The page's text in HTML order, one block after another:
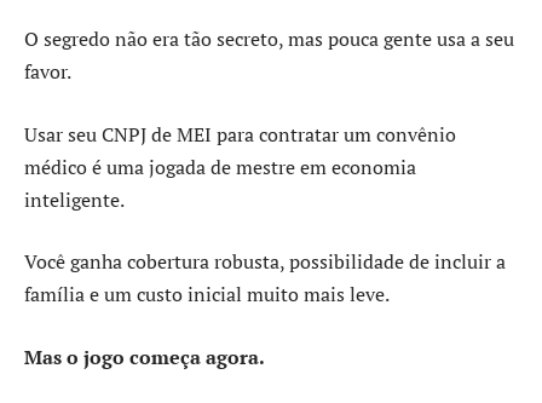
O segredo não era tão secreto, mas pouca gente usa a seu
favor.
Usar seu CNPJ de MEI para contratar um convênio
médico é uma jogada de mestre em economia
inteligente.
Você ganha cobertura robusta, possibilidade de incluir a
família e um custo inicial muito mais leve.
Mas o jogo começa agora.